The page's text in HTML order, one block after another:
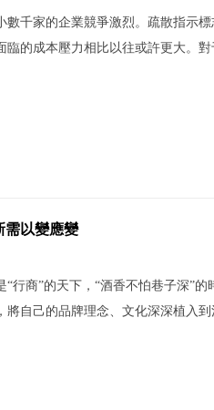
千家的企業競爭激烈。疏散指示
的成本壓力相比以往或許更大。
慢停滯，疏散指
需以變應變
行商”的天下，“酒香不怕巷子深”
自己的品牌理念、文化深深植入
營銷模式日益